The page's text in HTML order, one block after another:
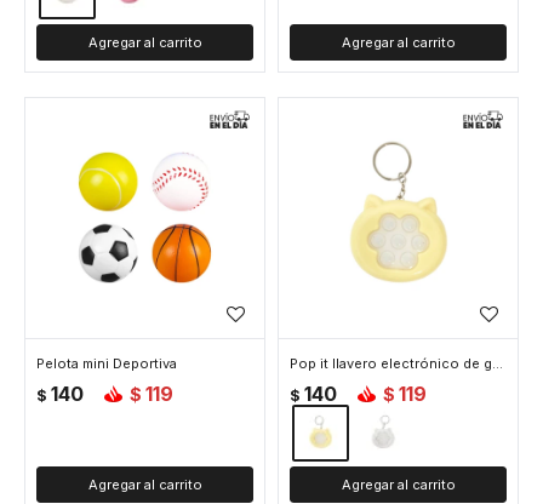
Pelota mini Deportiva
$ 140 $ 119
Pop it llavero electrónico de gatito - Amarillo
$ 140 $ 119